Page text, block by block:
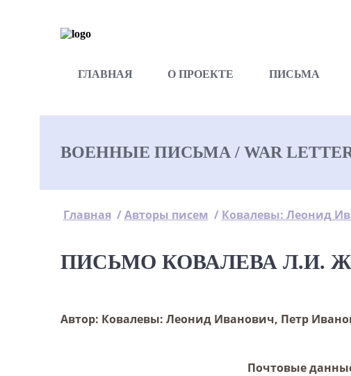
ГЛАВНАЯ О ПРОЕКТЕ ПИСЬМА
ВОЕННЫЕ ПИСЬМА / WAR LETTERS
Главная / Авторы писем / Ковалевы: Леонид
ПИСЬМО КОВАЛЕВА Л.И.
Автор: Ковалевы: Леонид Иванович, Петр
Почтовые